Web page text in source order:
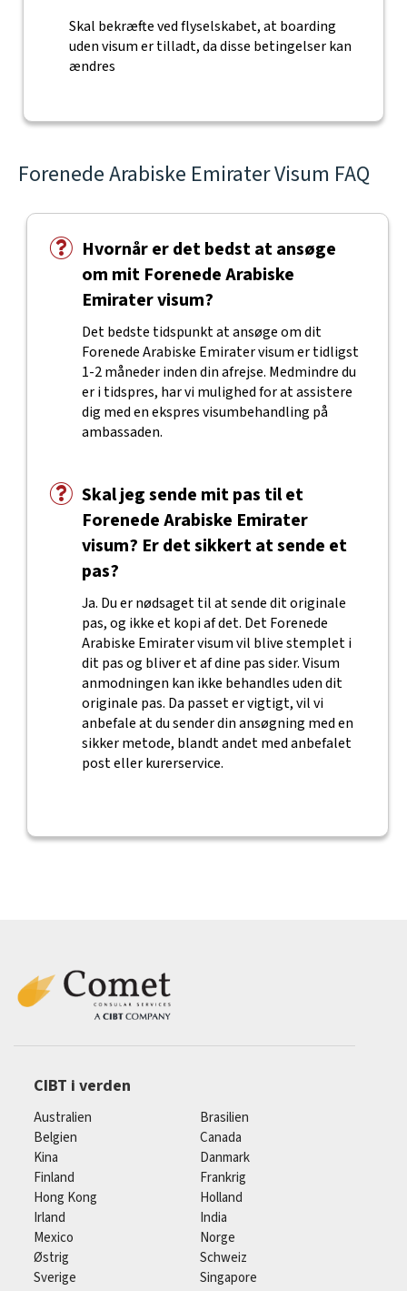
Skal bekræfte ved flyselskabet, at boarding
uden visum er tilladt, da disse betingelser kan
ændres
Forenede Arabiske Emirater Visum FAQ
Hvornår er det bedst at ansøge
om mit Forenede Arabiske
Emirater visum?
Det bedste tidspunkt at ansøge om dit
Forenede Arabiske Emirater visum er tidligst
1-2 måneder inden din afrejse. Medmindre du
er i tidspres, har vi mulighed for at assistere
dig med en ekspres visumbehandling på
ambassaden.
Skal jeg sende mit pas til et
Forenede Arabiske Emirater
visum? Er det sikkert at sende et
pas?
Ja. Du er nødsaget til at sende dit originale
pas, og ikke et kopi af det. Det Forenede
Arabiske Emirater visum vil blive stemplet i
dit pas og bliver et af dine pas sider. Visum
anmodningen kan ikke behandles uden dit
originale pas. Da passet er vigtigt, vil vi
anbefale at du sender din ansøgning med en
sikker metode, blandt andet med anbefalet
post eller kurerservice.
CIBT i verden
Australien
Brasilien
Belgien
Canada
Kina
Danmark
Finland
Frankrig
Hong Kong
Holland
Irland
India
Mexico
Norge
Østrig
Schweiz
Sverige
Singapore